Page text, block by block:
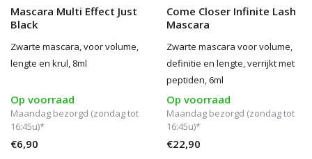
Mascara Multi Effect Just
Black
Zwarte mascara, voor volume,
lengte en krul, 8ml
Op voorraad
Maandag bezorgd (zondag tot
16:45u)*
€6,90
Come Closer Infinite Lash
Mascara
Zwarte mascara voor volume,
definitie en lengte, verrijkt met
peptiden, 6ml
Op voorraad
Maandag bezorgd (zondag tot
16:45u)*
€22,90